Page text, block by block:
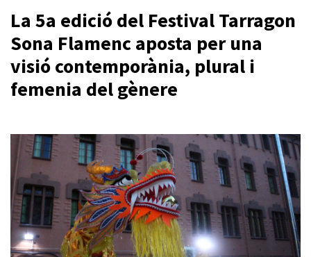
La 5a edició del Festival Tarragon
Sona Flamenc aposta per una
visió contemporània, plural i
femenia del gènere